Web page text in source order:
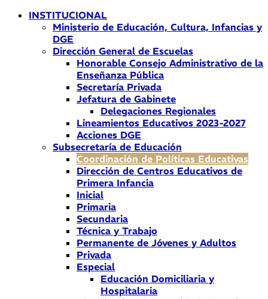
INSTITUCIONAL
Ministerio de Educación, Cultura, Infancias y
DGE
Dirección General de Escuelas
Honorable Consejo Administrativo de la
Enseñanza Pública
Secretaría Privada
Jefatura de Gabinete
Delegaciones Regionales
Lineamientos Educativos 2023-2027
Acciones DGE
Subsecretaría de Educación
Coordinación de Políticas Educativas
Dirección de Centros Educativos de
Primera Infancia
Inicial
Primaria
Secundaria
Técnica y Trabajo
Permanente de Jóvenes y Adultos
Privada
Especial
Educación Domiciliaria y
Hospitalaria